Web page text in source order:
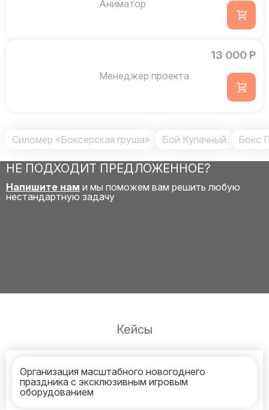
Аниматор
Менеджер проекта
13 000 Р
Силомер «Боксерская груша» Бой Кулачный Бокс
НЕ ПОДХОДИТ ПРЕДЛОЖЕННОЕ?
Напишите нам и мы поможем вам решить любую
нестандартную задачу
Кейсы
Организация масштабного новогоднего
праздника с эксклюзивным игровым
оборудованием